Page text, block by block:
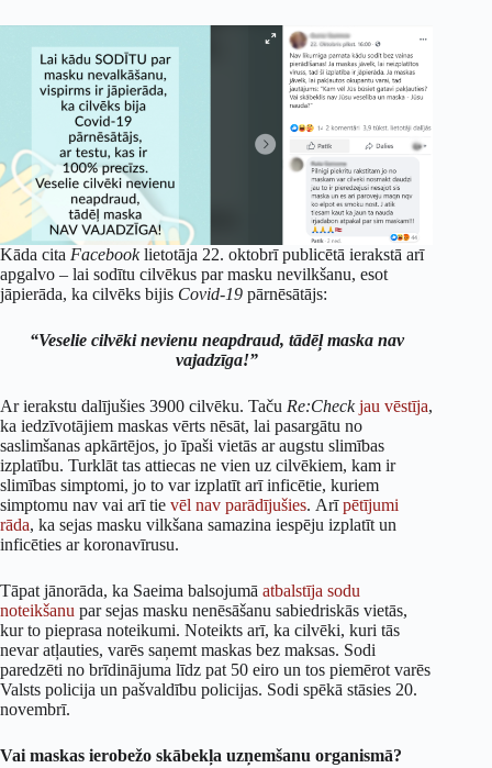
Kāda cita Facebooklietotāja 22. oktobrī publicētā ierakstā arī
apgalvo – lai sodītu cilvēkus par masku nevilkšanu, esot
jāpierāda, ka cilvēks bijis Covid-19 pārnēsātājs:
“Veselie cilvēki nevienu neapdraud, tādēļ maska nav
vajadzīga!”
Ar ierakstu dalījušies 3900 cilvēku. Taču Re:Check jau vēstīja,
ka iedzīvotājiem maskas vērts nēsāt, lai pasargātu no
saslimšanas apkārtējos, jo īpaši vietās ar augstu slimības
izplatību. Turklāt tas attiecas ne vien uz cilvēkiem, kam ir
slimības simptomi, jo to var izplatīt arī inficētie, kuriem
simptomu nav vai arī tie vēl nav parādījušies. Arīpētījumi
rāda, ka sejas masku vilkšana samazina iespēju izplatīt un
inficēties ar koronavīrusu.
Tāpat jānorāda, ka Saeima balsojumā atbalstīja sodu
noteikšanu par sejas masku nenēsāšanu sabiedriskās vietās,
kur to pieprasa noteikumi. Noteikts arī, ka cilvēki, kuri tās
nevar atļauties, varēs saņemt maskas bez maksas. Sodi
paredzēti no brīdinājuma līdz pat 50 eiro un tos piemērot varēs
Valsts policija un pašvaldību policijas. Sodi spēkā stāsies 20.
novembrī.
Vai maskas ierobežo skābekļa uzņemšanu organismā?